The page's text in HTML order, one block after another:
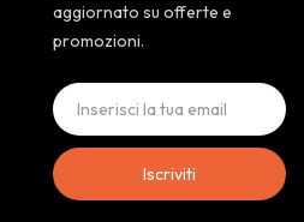
aggiornato su offerte e
promozioni.
Iscriviti